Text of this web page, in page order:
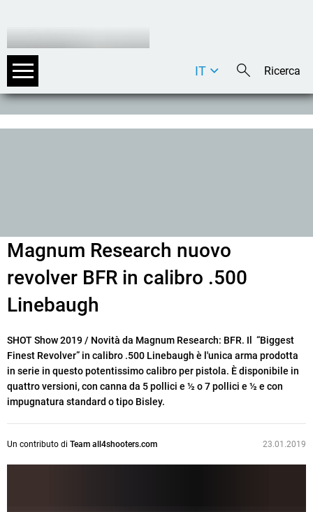
DE
IT
Magnum Research nuovo
revolver BFR in calibro .500
Linebaugh
SHOT Show 2019 / Novità da Magnum Research: BFR. Il “Biggest
Finest Revolver” in calibro .500 Linebaugh è l'unica arma prodotta
in serie in questo potentissimo calibro per pistola. È disponibile in
quattro versioni, con canna da 5 pollici e ½ o 7 pollici e ½ e con
impugnatura standard o tipo Bisley.
Un contributo di Team all4shooters.com 23.01.2019